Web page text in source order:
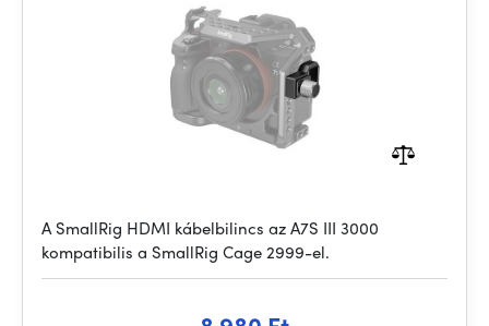
A SmallRig HDMI kábelbilincs az A7S III 3000
kompatibilis a SmallRig Cage 2999-el.